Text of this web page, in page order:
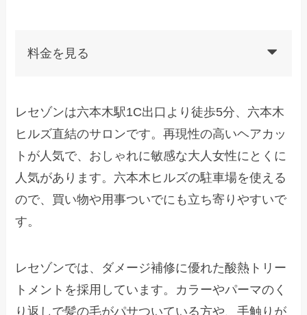
料金を見る
レセゾンは六本木駅1C出口より徒歩5分、六本木
ヒルズ直結のサロンです。再現性の高いヘアカッ
トが人気で、おしゃれに敏感な大人女性にとくに
人気があります。六本木ヒルズの駐車場を使える
ので、買い物や用事ついでにも立ち寄りやすいで
す。
レセゾンでは、ダメージ補修に優れた酸熱トリー
トメントを採用しています。カラーやパーマのく
り返しで髪の毛がパサついている方や、手触りが